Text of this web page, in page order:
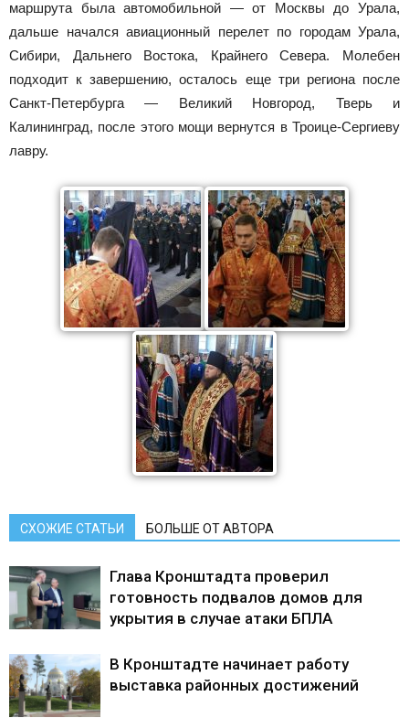
маршрута была автомобильной — от Москвы до Урала,
дальше начался авиационный перелет по городам Урала,
Сибири, Дальнего Востока, Крайнего Севера. Молебен
подходит к завершению, осталось еще три региона после
Санкт-Петербурга — Великий Новгород, Тверь и
Калининград, после этого мощи вернутся в Троице-Сергиеву
лавру.
СХОЖИЕ СТАТЬИ БОЛЬШЕ ОТ АВТОРА
Глава Кронштадта проверил
готовность подвалов домов для
укрытия в случае атаки БПЛА
В Кронштадте начинает работу
выставка районных достижений